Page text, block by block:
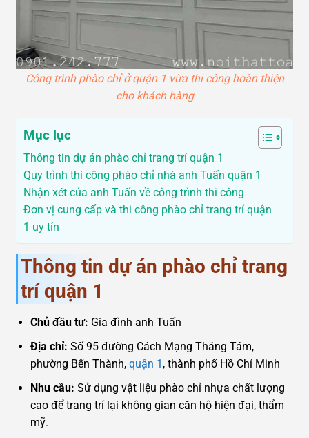
Công trình phào chỉ ở quận 1 vừa thi công hoàn thiện
cho khách hàng
Mục lục
Thông tin dự án phào chỉ trang trí quận 1
Quy trình thi công phào chỉ nhà anh Tuấn quận 1
Nhận xét của anh Tuấn về công trình thi công
Đơn vị cung cấp và thi công phào chỉ trang trí quận
1 uy tín
Thông tin dự án phào chỉ trang
trí quận 1
Chủ đầu tư: Gia đình anh Tuấn
Địa chỉ: Số 95 đường Cách Mạng Tháng Tám,
phường Bến Thành, quận 1 , thành phố Hồ Chí Minh
Nhu cầu: Sử dụng vật liệu phào chỉ nhựa chất lượng
cao để trang trí lại không gian căn hộ hiện đại, thẩm
mỹ.